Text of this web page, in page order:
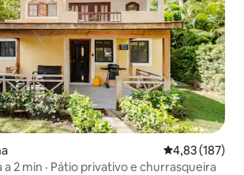
4,83 de uma
4,83 (187)
a 2 min · Pátio privativo e churrasqueira